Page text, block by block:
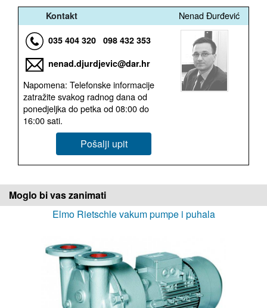
Kontakt Nenad Đurđević
035 404 320 098 432 353
nenad.djurdjevic@dar.hr
Napomena: Telefonske informacije
zatražite svakog radnog dana od
ponedjeljka do petka od 08:00 do
16:00 sati.
Pošalji upit
Moglo bi vas zanimati
Elmo Rietschle vakum pumpe i puhala